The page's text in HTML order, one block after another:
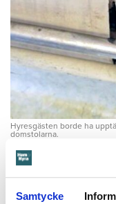
Samtycke
Hyresgästen borde ha
domstolarna.
Hyresgästen själv
han bott där varken
underhåll av